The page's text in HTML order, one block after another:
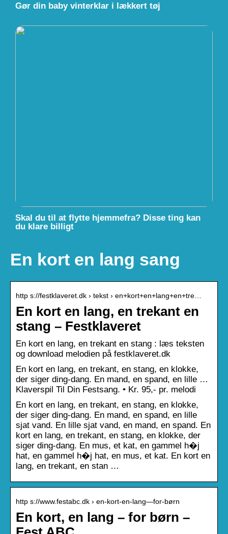
Gør din baby vinterklar i lækkert tøj
Skal du til at flytte hjemmefra? Disse ting kan
du klare billigt
En kort en lang sang
http s://festklaveret.dk › tekst › en+kort+en+lang+en+tre…
En kort en lang, en trekant en
stang – Festklaveret
En kort en lang, en trekant en stang : læs teksten
og download melodien på festklaveret.dk
En kort en lang, en trekant, en stang, en klokke,
der siger ding-dang. En mand, en spand, en lille …
Klaverspil Til Din Festsang. • Kr. 95,- pr. melodi
En kort en lang, en trekant, en stang, en klokke,
der siger ding-dang. En mand, en spand, en lille
sjat vand. En lille sjat vand, en mand, en spand. En
kort en lang, en trekant, en stang, en klokke, der
siger ding-dang. En mus, et kat, en gammel h�j
hat, en gammel h�j hat, en mus, et kat. En kort en
lang, en trekant, en stan …
http s://www.festabc.dk › en-kort-en-lang—for-børn
En kort, en lang – for børn –